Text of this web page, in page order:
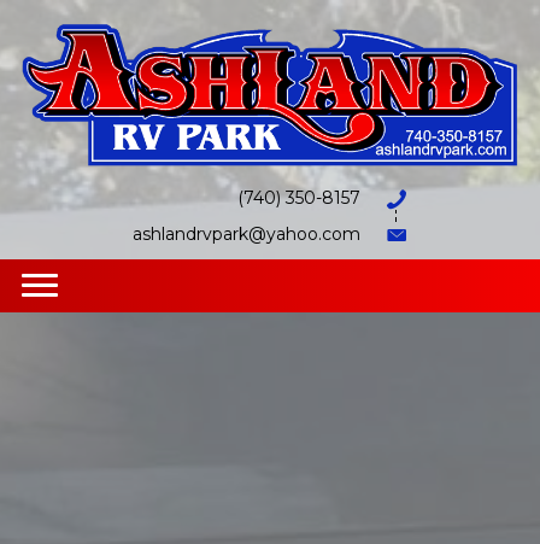
(740) 350-8157
ashlandrvpark@yahoo.com